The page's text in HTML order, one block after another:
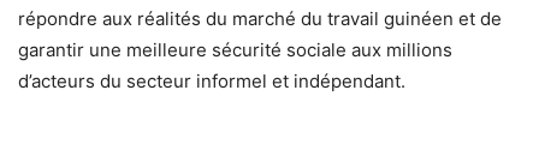
répondre aux réalités du marché du travail guinéen et de
garantir une meilleure sécurité sociale aux millions
d’acteurs du secteur informel et indépendant.